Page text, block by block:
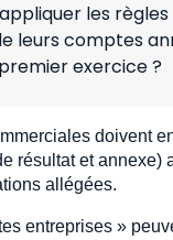
les
leurs comptes
exercice ?
doivent
résultat et annexe)
allégées.
entreprises »